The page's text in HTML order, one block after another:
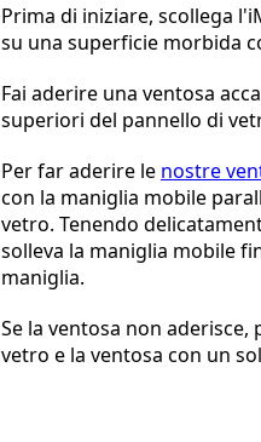
Prima di iniziare, scollega
su una superficie morbida
Fai aderire una ventosa
superiori del pannello di
Per far aderire le nostre
con la maniglia mobile
vetro. Tenendo
solleva la maniglia mobile
maniglia.
Se la ventosa non
vetro e la ventosa con un